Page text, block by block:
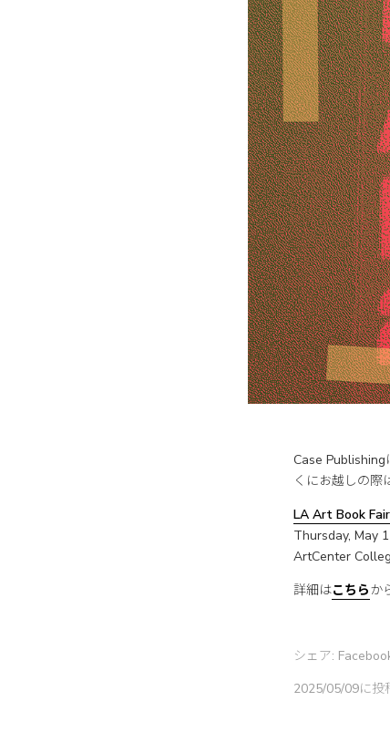
Case Publishing
くにお越しの際
LA Art Book
Thursday, May
ArtCenter
詳細はこちらか
シェア:
2025/05/09に投